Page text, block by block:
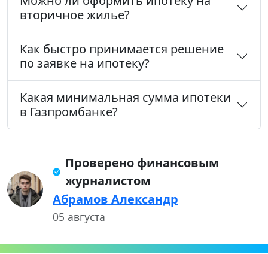
вторичное жилье?
Как быстро принимается решение
по заявке на ипотеку?
Какая минимальная сумма ипотеки
в Газпромбанке?
Проверено финансовым
журналистом
Абрамов Александр
05 августа